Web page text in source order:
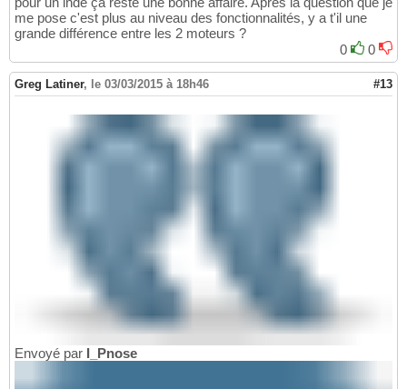
me pose c'est plus au niveau des fonctionnalités, y a t'il une
grande différence entre les 2 moteurs ?
0
0
Greg Latiner, le 03/03/2015 à 18h46 #13
Envoyé par I_Pnose